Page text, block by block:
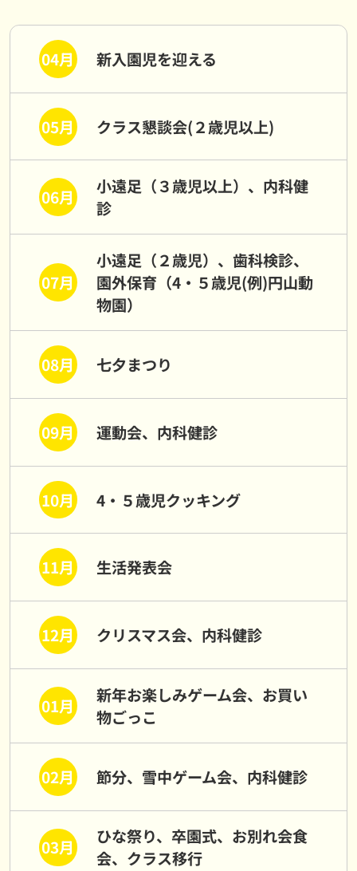
04月 新入園児を迎える
05月 クラス懇談会(２歳児以上)
06月
小遠足（３歳児以上）、内科健
診
07月
小遠足（２歳児）、歯科検診、
園外保育（4・５歳児(例)円山動
物園）
08月 七夕まつり
09月 運動会、内科健診
10月 4・５歳児クッキング
11月 生活発表会
12月 クリスマス会、内科健診
01月
新年お楽しみゲーム会、お買い
物ごっこ
02月 節分、雪中ゲーム会、内科健診
03月
ひな祭り、卒園式、お別れ会食
会、クラス移行